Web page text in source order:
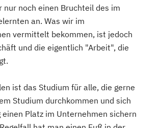
nur noch einen Bruchteil des im
an. Was wir im
vermittelt bekommen, ist jedoch
und die eigentlich "Arbeit", die
ist das Studium für alle, die gerne
Studium durchkommen und sich
einen Platz im Unternehmen sichern